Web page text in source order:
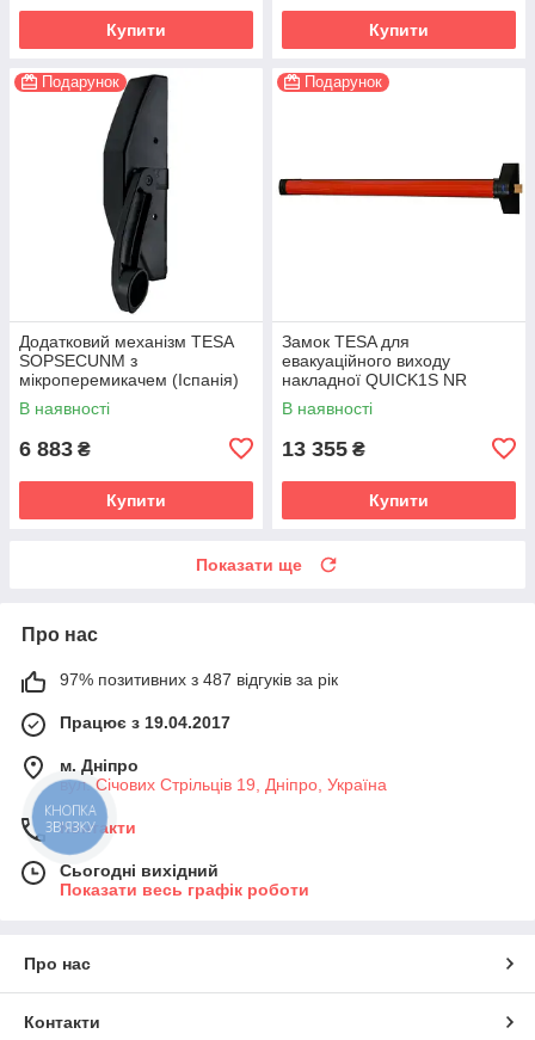
Купити Купити
Подарунок
Додатковий механізм TESA
SOPSECUNM з
мікроперемикачем (Іспанія)
В наявності
6 883 ₴
Купити
Подарунок
Замок TESA для
евакуаційного виходу
накладної QUICK1S NR
чорний / червоний (Іспанія)
В наявності
13 355 ₴
Купити
Показати ще
Про нас
97% позитивних з 487 відгуків за рік
Працює з 19.04.2017
м. Дніпро
вул. Січових Стрільців 19, Дніпро, Україна
Контакти
Сьогодні вихідний
Показати весь графік роботи
Про нас
Контакти
КНОПКА
ЗВ'ЯЗКУ